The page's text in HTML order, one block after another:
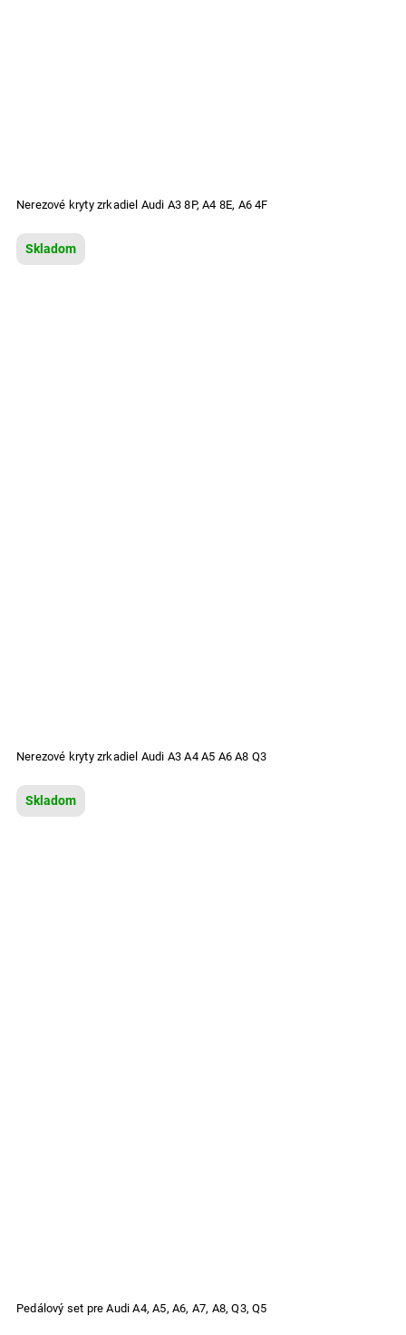
Nerezové kryty zrkadiel Audi A3 8P, A4 8E, A6 4F
Skladom
Nerezové kryty zrkadiel Audi A3 A4 A5 A6 A8 Q3
Skladom
Pedálový set pre Audi A4, A5, A6, A7, A8, Q3, Q5